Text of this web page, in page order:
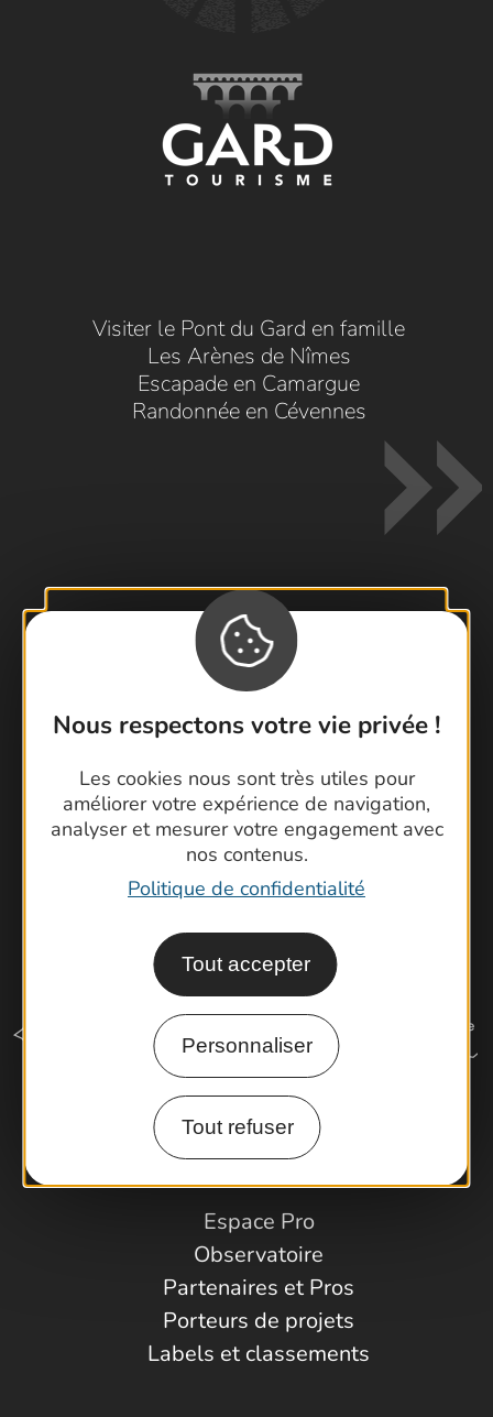
Nous respectons votre vie privée !
Les cookies nous sont très utiles pour
améliorer votre expérience de navigation,
analyser et mesurer votre engagement avec
nos contenus.
Politique de confidentialité
Tout accepter
Personnaliser
Tout refuser
Visiter le Pont du Gard en famille
Les Arènes de Nîmes
Escapade en Camargue
Randonnée en Cévennes
Contactez-nous !
Foire aux questions
Cartoguides et Topoguides
Latitude Gard
Comment venir ?
Espace Pro
Observatoire
Partenaires et Pros
Porteurs de projets
Labels et classements